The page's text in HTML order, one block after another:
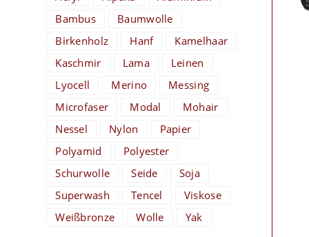
Bambus
Baumwolle
Birkenholz
Hanf
Kamelhaar
Kaschmir
Lama
Leinen
Lyocell
Merino
Messing
Microfaser
Modal
Mohair
Nessel
Nylon
Papier
Polyamid
Polyester
Schurwolle
Seide
Soja
Superwash
Tencel
Viskose
Weißbronze
Wolle Yak